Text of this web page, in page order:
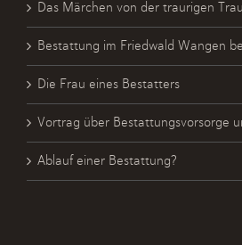
Das Märchen von der traurigen
Bestattung im Friedwald Wangen
Die Frau eines Bestatters
Vortrag über Bestattungsvorsorge
Ablauf einer Bestattung?